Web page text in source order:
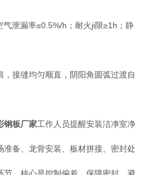
泄漏率≤0.5%/h；耐火ji限≥1h；静
接缝均匀顺直，阴阳角圆弧过渡自
钢板厂家工作人员提醒安装洁净室净
备、龙骨安装、板材拼接、密封处